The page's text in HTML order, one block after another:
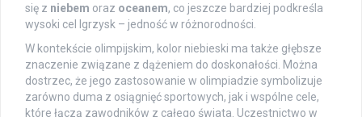
się z niebem oraz oceanem, co jeszcze bardziej podkreśla
wysoki cel Igrzysk – jedność w różnorodności.
W kontekście olimpijskim, kolor niebieski ma także głębsze
znaczenie związane z dążeniem do doskonałości. Można
dostrzec, że jego zastosowanie w olimpiadzie symbolizuje
zarówno duma z osiągnięć sportowych, jak i wspólne cele,
które łączą zawodników z całego świata. Uczestnictwo w